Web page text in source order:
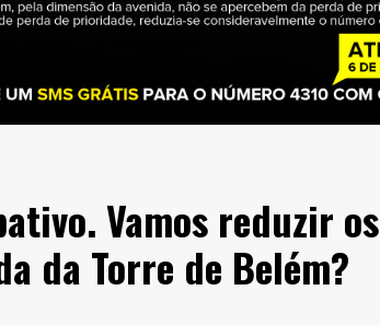
Vamos reduzir os
da Torre de Belém?